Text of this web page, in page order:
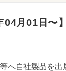
月01日〜】
自社製品を出